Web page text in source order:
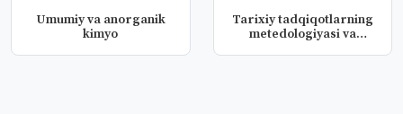
Umumiy va anorganik
kimyo
Tarixiy tadqiqotlarning
metedologiyasi va